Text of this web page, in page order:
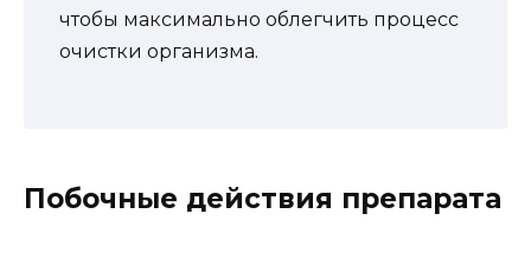
чтобы максимально облегчить процесс
очистки организма.
Побочные действия препарата